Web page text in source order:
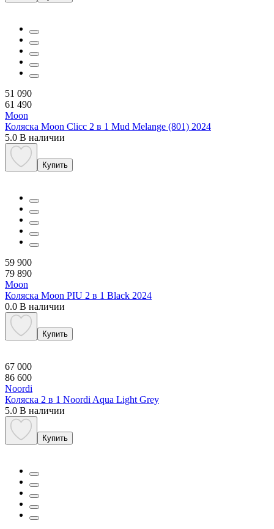
51 090
61 490
Moon
Коляска Moon Clicc 2 в 1 Mud Melange (801) 2024
5.0 В наличии
Купить
59 900
79 890
Moon
Коляска Moon PIU 2 в 1 Black 2024
0.0 В наличии
Купить
67 000
86 600
Noordi
Коляска 2 в 1 Noordi Aqua Light Grey
5.0 В наличии
Купить